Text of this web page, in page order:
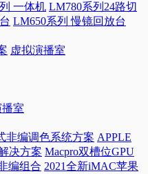
一体机 LM780系列24路切
LM650系列 慢镜回放台
虚拟演播室
室
非编调色系统方案 APPLE
决方案 Macpro双槽位GPU
编组合 2021全新iMAC苹果